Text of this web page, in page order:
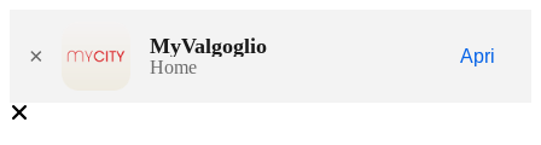
× MyValgoglio
Home
Apri